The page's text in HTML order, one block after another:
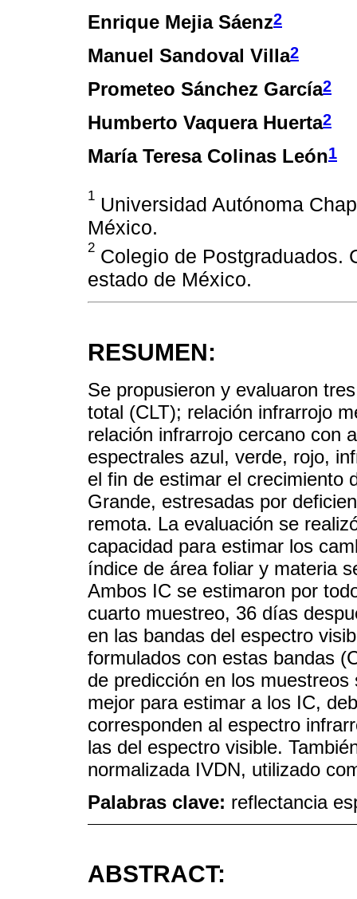
Enrique Mejia Sáenz2
Manuel Sandoval Villa2
Prometeo Sánchez García2
Humberto Vaquera Huerta2
María Teresa Colinas León1
1 Universidad Autónoma
México.
2 Colegio de Postgraduados.
estado de México.
RESUMEN:
Se propusieron y evaluaron
total (CLT); relación infrarrojo
relación infrarrojo cercano con
espectrales azul, verde, rojo,
el fin de estimar el crecimiento
Grande, estresadas por
remota. La evaluación se
capacidad para estimar los
índice de área foliar y materia
Ambos IC se estimaron por
cuarto muestreo, 36 días
en las bandas del espectro
formulados con estas bandas
de predicción en los
mejor para estimar a los IC,
corresponden al espectro
las del espectro visible.
normalizada IVDN, utilizado
Palabras clave: reflectancia
ABSTRACT: